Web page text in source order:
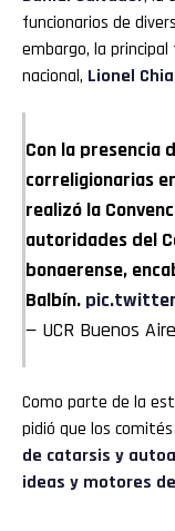
funcionarios de
embargo, la
nacional, Lionel
Con la presencia
correligionarias
realizó la
autoridades del
bonaerense,
Balbín.
— UCR Buenos
Como parte de la
pidió que los
de catarsis y
ideas y motores